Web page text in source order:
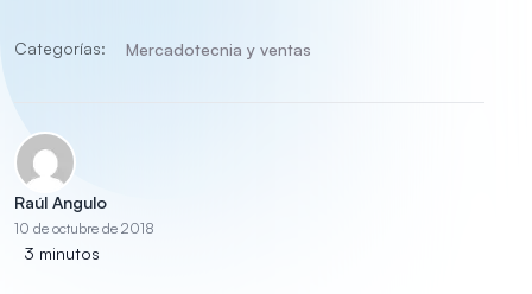
Categorías: Mercadotecnia y ventas
Raúl Angulo
10 de octubre de 2018
3 minutos